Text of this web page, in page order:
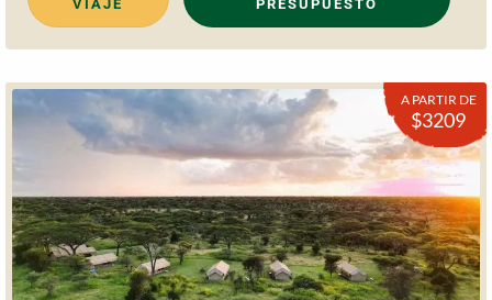
VIAJE
PRESUPUESTO
A PARTIR DE
$3209